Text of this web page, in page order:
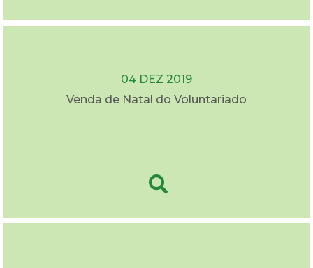
04 DEZ 2019
Venda de Natal do Voluntariado